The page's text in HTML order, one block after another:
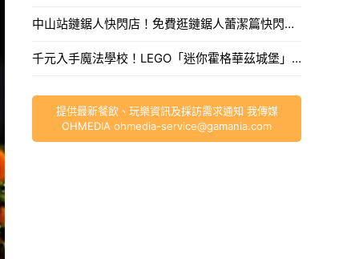
中山站鏈鋸人快閃店！免費逛鏈鋸人蕾潔篇快閃新光南西，波奇塔、蕾潔周邊新品。
千元入手魔法學校！LEGO「迷你霍格華茲城堡」700片還原精緻細節，掀開地底還有隱藏彩蛋。
提供最新餐飲、玩樂資訊及採訪需求通知 我傳媒
OHMEDIA ohmedia-service@gamania.com